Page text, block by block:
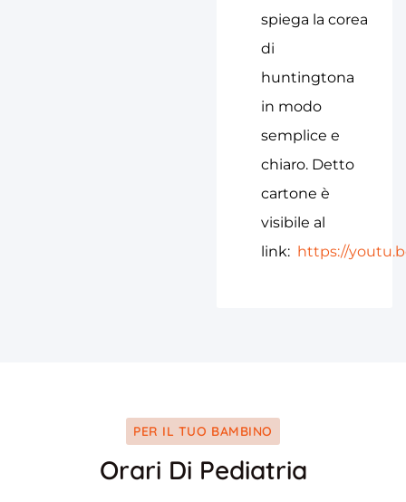
spiega la corea
di
huntingtona
in modo
semplice e
chiaro. Detto
cartone è
visibile al
link: https://
PER IL TUO BAMBINO
Orari Di Pediatria